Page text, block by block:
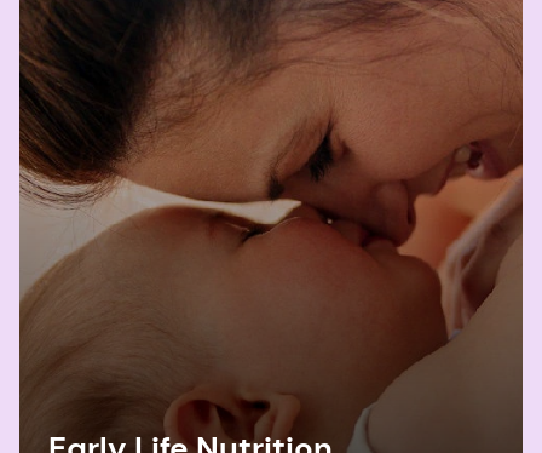
性。 Journal of Functional Foods.
5Francesca Turroni, Christian Milani, Marco
Ventura, Douwe van Sinderen. The human gut
microbiota during the initial stages of life:
insights from bifidobacteria, Current Opinion
in Biotechnology.
6Walsh, C., Lane, J.A., van Sinderen, D. et al. 乳
児由来ビフィズス菌のコンソーシアムによるヒ
トミルクオリゴ糖共有。 Sci Rep. 2022;12:4143.
Gensollen T, Iyer SS, Kasper
DL, Blumberg RS. 幼少期の微生物叢によるコ